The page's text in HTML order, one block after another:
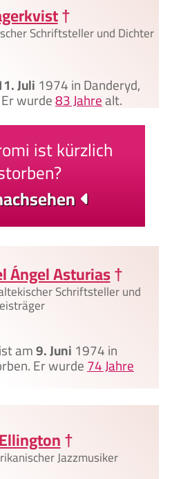
†
Schriftsteller und Dichter
Juli1974 in Danderyd,
wurde83 Jahrealt.
ist kürzlich
Ángel Asturias†
Schriftsteller und
am9. Juni1974 in
Er wurde74 Jahre
†
Jazzmusiker